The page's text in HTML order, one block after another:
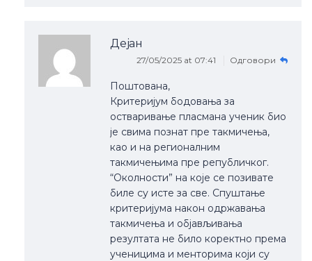
Дејан
27/05/2025 at 07:41 Одговори
Поштована,
Критеријум бодовања за
остваривање пласмана ученик био
је свима познат пре такмичења,
као и на регионалним
такмичењима пре републичког.
“Околности” на које се позивате
биле су исте за све. Спуштање
критеријума након одржавања
такмичења и објављивања
резултата не било коректно према
ученицима и менторима који су